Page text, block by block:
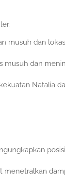
musuh dan
musuh dan
Natalia
menetralkan